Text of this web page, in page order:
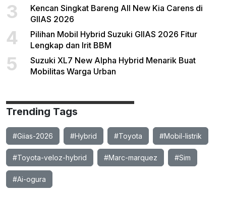
3
Kencan Singkat Bareng All New Kia Carens di
GIIAS 2026
4
Pilihan Mobil Hybrid Suzuki GIIAS 2026 Fitur
Lengkap dan Irit BBM
5
Suzuki XL7 New Alpha Hybrid Menarik Buat
Mobilitas Warga Urban
Trending Tags
#Giias-2026 #Hybrid #Toyota #Mobil-listrik
#Toyota-veloz-hybrid #Marc-marquez #Sim
#Ai-ogura